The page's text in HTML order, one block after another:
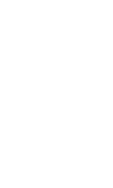
zur Auswahl von Werbeanzeigen
personalisierte Werbung
Auswahl personalisierter Werbung
von Inhalten
Statistiken oder Kombinationen von